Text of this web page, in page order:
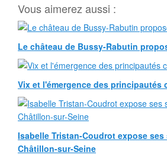
Vous aimerez aussi :
Le château de Bussy-Rabutin
Vix et l'émergence des principautés
Isabelle Tristan-Coudrot expose
Châtillon-sur-Seine